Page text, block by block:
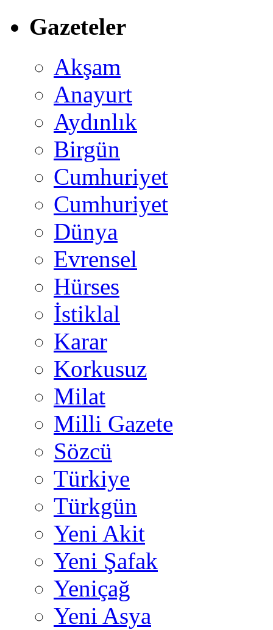
Gazeteler
Akşam
Anayurt
Aydınlık
Birgün
Cumhuriyet
Cumhuriyet
Dünya
Evrensel
Hürses
İstiklal
Karar
Korkusuz
Milat
Milli Gazete
Sözcü
Türkiye
Türkgün
Yeni Akit
Yeni Şafak
Yeniçağ
Yeni Asya